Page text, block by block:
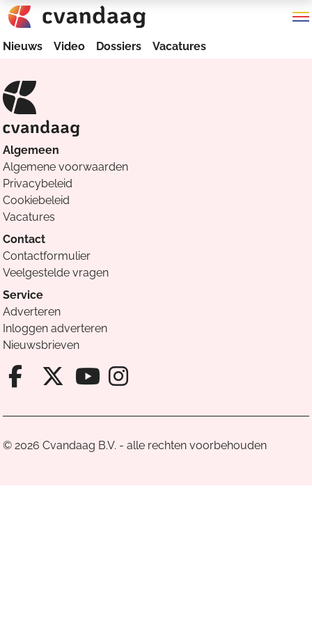
Nieuws Video Dossiers Vacatures
Algemeen
Algemene voorwaarden
Privacybeleid
Cookiebeleid
Vacatures
Contact
Contactformulier
Veelgestelde vragen
Service
Adverteren
Inloggen adverteren
Nieuwsbrieven
Facebook van Cvandaag
X van Cvandaag
Instagram van
© 2026 Cvandaag B.V. - alle rechten voorbehouden